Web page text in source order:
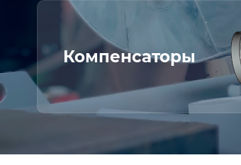
Компенсаторы